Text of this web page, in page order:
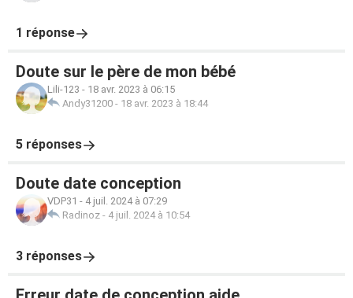
1 réponse
Doute sur le père de mon bébé
Lili-123 - 18 avr. 2023 à 06:15
Andy31200 - 18 avr. 2023 à 18:44
5 réponses
Doute date conception
VDP31 - 4 juil. 2024 à 07:29
Radinoz - 4 juil. 2024 à 10:54
3 réponses